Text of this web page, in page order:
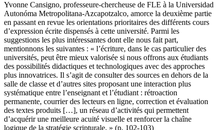
Yvonne Cansigno, professeure-chercheuse de FLE à la Universidad
Autonóma Metropolitana-Azcapotzalco, amorce la deuxième partie
en passant en revue les orientations prioritaires des différents cours
d’expression écrite dispensés à cette université. Parmi les
suggestions les plus intéressantes dont elle nous fait part,
mentionnons les suivantes : « l’écriture, dans le cas particulier des
universités, peut être mieux valorisée si nous offrons aux étudiants
des possibilités didactiques et technologiques avec des approches
plus innovatrices. Il s’agit de consulter des sources en dehors de la
salle de classe et d’autres sites proposant une interaction plus
systématique entre l’enseignant et l’étudiant : rétroaction
permanente, courrier des lecteurs en ligne, correction et évaluation
des textes produits […], un réseau d’activités qui permettent
d’acquérir une meilleure acuité visuelle et renforcer la chaîne
logique de la stratégie scripturale. » (p. 102-103)